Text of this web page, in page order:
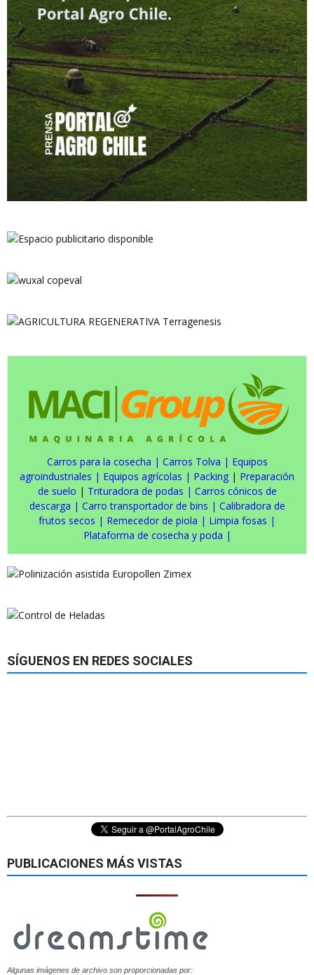
Carros para la cosecha | Carros Tolva | Equipos
agroindustriales | Equipos agrícolas | Packing | Preparación
de suelo | Trituradora de podas | Carros cónicos de
descarga | Carro transportador de bins | Calibradora de
frutos secos | Remecedor de piola | Limpia fosas |
Plataforma de cosecha y poda |
SÍGUENOS EN REDES SOCIALES
PUBLICACIONES MÁS VISTAS
Algunas imágenes de archivo son proporcionadas por: